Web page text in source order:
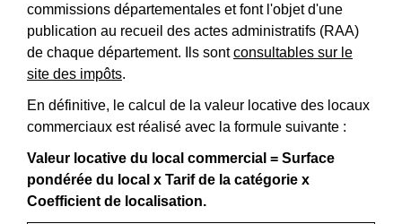
commissions départementales et font l'objet d'une
publication au recueil des actes administratifs (RAA)
de chaque département. Ils sontconsultables sur le
site des impôts.
En définitive, le calcul de la valeur locative des locaux
commerciaux est réalisé avec la formule suivante :
Valeur locative du local commercial = Surface
pondérée du local x Tarif de la catégorie x
Coefficient de localisation.